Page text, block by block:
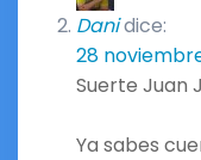
Danidice:
28
Suerte Juan
Ya sabes